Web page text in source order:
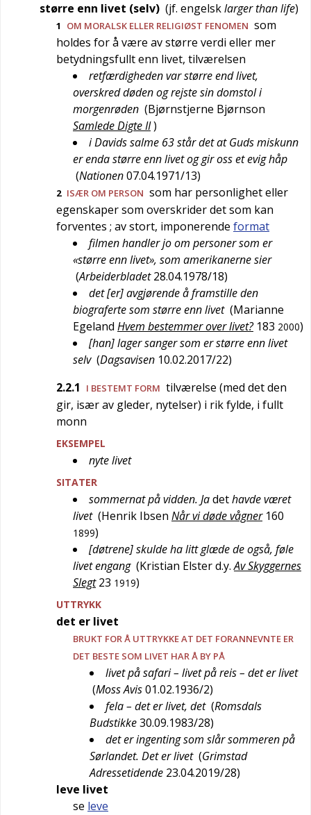
større enn livet (selv) (jf. engelsklarger than life)
1 OM MORALSK ELLER RELIGIØST FENOMEN som
holdes for å være av større verdi eller mer
betydningsfullt enn livet, tilværelsen
retfærdigheden var større end livet,
overskred døden og rejste sin domstol i
morgenrøden (Bjørnstjerne Bjørnson
Samlede Digte II)
i Davids salme 63 står det at Guds miskunn
er enda større enn livet og gir oss et evig håp
(Nationen07.04.1971/13)
2 ISÆR OM PERSON som har personlighet eller
egenskaper som overskrider det som kan
forventes ; av stort, imponerende format
filmen handler jo om personer som er
«større enn livet», som amerikanerne sier
(Arbeiderbladet 28.04.1978/18)
det [er] avgjørende å framstille den
biograferte som større enn livet (Marianne
Egeland Hvem bestemmer over livet? 183 2000)
[han] lager sanger som er større enn livet
selv (Dagsavisen 10.02.2017/22)
2.2.1
I BESTEMT FORM tilværelse (med det den
gir, især av gleder, nytelser) i rik fylde, i fullt
monn
EKSEMPEL
nyte livet
SITATER
sommernat på vidden. Jadethavde været
livet (Henrik Ibsen Når vi døde vågner 160
1899)
[døtrene] skulde ha litt glæde de også, føle
livet engang (Kristian Elster d.y. Av Skyggernes
Slegt 23 1919)
UTTRYKK
det er livet
BRUKT FOR Å UTTRYKKE AT DET FORANNEVNTE ER
DET BESTE SOM LIVET HAR Å BY PÅ
livet på safari – livet på reis – det er livet
(Moss Avis01.02.1936/2)
fela – det er livet, det (Romsdals
Budstikke30.09.1983/28)
det er ingenting som slår sommeren på
Sørlandet. Det er livet (Grimstad
Adressetidende 23.04.2019/28)
leve livet
se leve